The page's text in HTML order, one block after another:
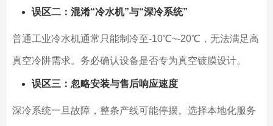
误区二：混淆“冷水机”与“深冷系统”
普通工业冷水机通常只能制冷至-10℃~-20℃，无法满足高
真空冷阱需求。务必确认设备是否专为真空镀膜设计。
误区三：忽略安装与售后响应速度
深冷系统一旦故障，整条产线可能停摆。选择本地化服务